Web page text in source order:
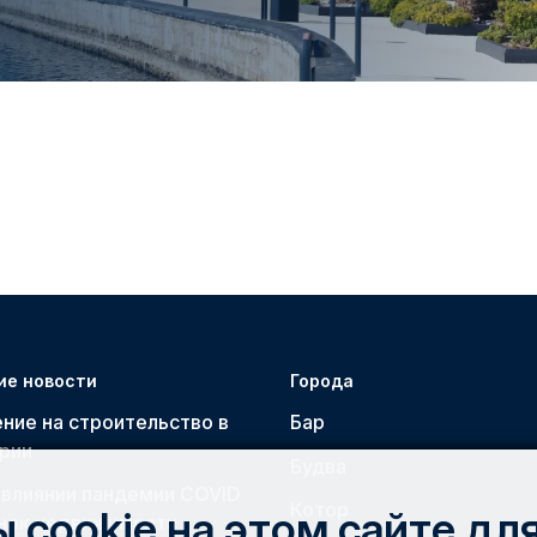
новости
на строительство в
недвижимости
Города
Бар